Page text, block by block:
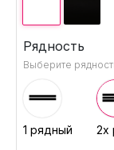
Рядность
Выберите
1 рядный 2х